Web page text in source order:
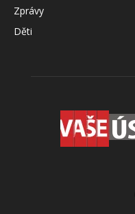
Zprávy
Děti